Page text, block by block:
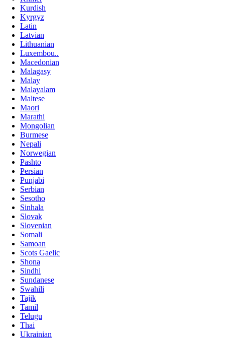
Kurdish
Kyrgyz
Latin
Latvian
Lithuanian
Luxembou..
Macedonian
Malagasy
Malay
Malayalam
Maltese
Maori
Marathi
Mongolian
Burmese
Nepali
Norwegian
Pashto
Persian
Punjabi
Serbian
Sesotho
Sinhala
Slovak
Slovenian
Somali
Samoan
Scots Gaelic
Shona
Sindhi
Sundanese
Swahili
Tajik
Tamil
Telugu
Thai
Ukrainian